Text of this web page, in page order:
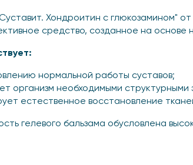
Хондроитин с глюкозамином"
средство, созданное на основе
нормальной работы суставов;
организм необходимыми
естественное восстановление
гелевого бальзама обусловлена